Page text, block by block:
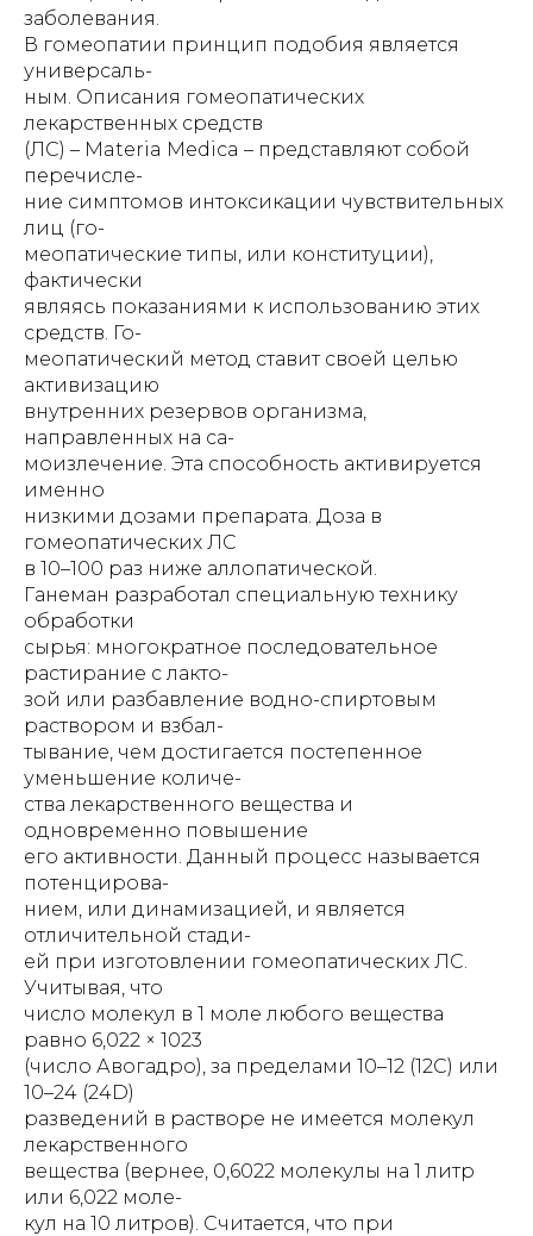
заболевания.
В гомеопатии принцип подобия является
универсаль-
ным. Описания гомеопатических
лекарственных средств
(ЛС) – Materia Medica – представляют собой
перечисле-
ние симптомов интоксикации чувствительных
лиц (го-
меопатические типы, или конституции),
фактически
являясь показаниями к использованию этих
средств. Го-
меопатический метод ставит своей целью
активизацию
внутренних резервов организма,
направленных на са-
моизлечение. Эта способность активируется
именно
низкими дозами препарата. Доза в
гомеопатических ЛС
в 10–100 раз ниже аллопатической.
Ганеман разработал специальную технику
обработки
сырья: многократное последовательное
растирание с лакто-
зой или разбавление водно-спиртовым
раствором и взбал-
тывание, чем достигается постепенное
уменьшение количе-
ства лекарственного вещества и
одновременно повышение
его активности. Данный процесс называется
потенцирова-
нием, или динамизацией, и является
отличительной стади-
ей при изготовлении гомеопатических ЛС.
Учитывая, что
число молекул в 1 моле любого вещества
равно 6,022 × 1023
(число Авогадро), за пределами 10–12 (12С) или
10–24 (24D)
разведений в растворе не имеется молекул
лекарственного
вещества (вернее, 0,6022 молекулы на 1 литр
или 6,022 моле-
кул на 10 литров). Считается, что при